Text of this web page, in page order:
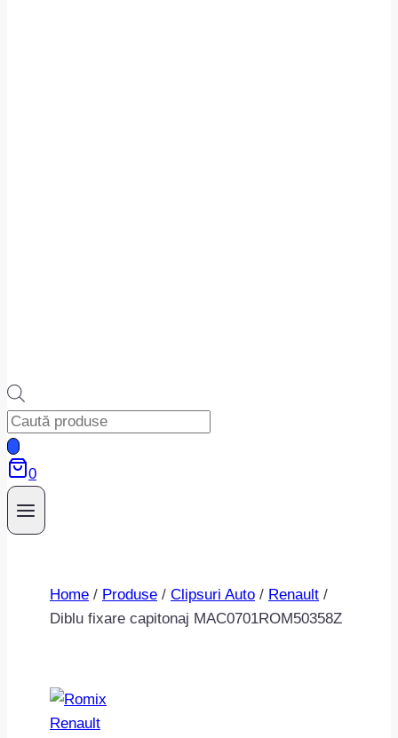
Products
search
0
Home / Produse / Clipsuri Auto / Renault /
Diblu fixare capitonaj MAC0701ROM50358Z
Renault